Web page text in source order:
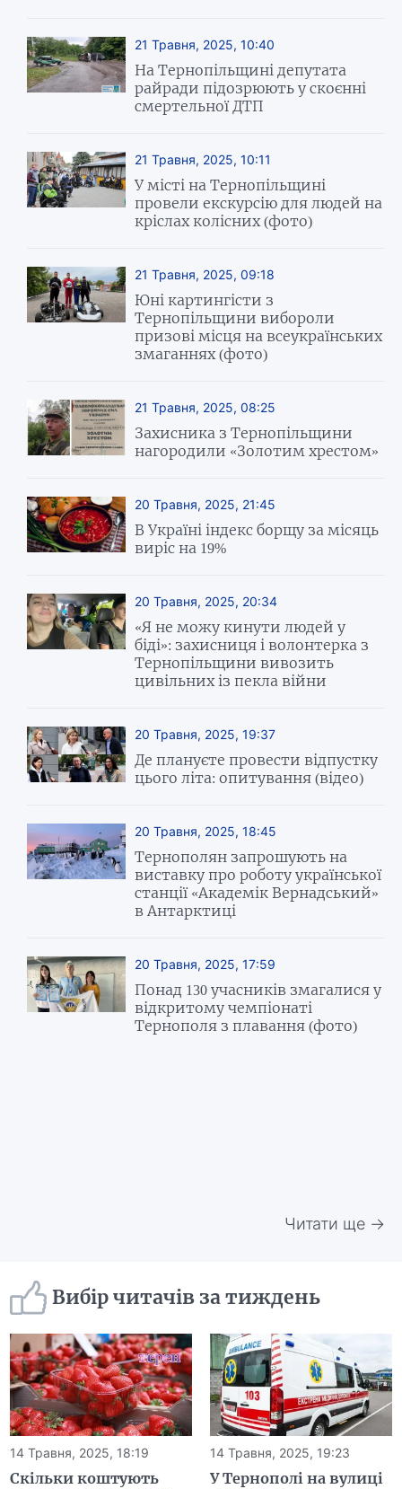
21 Травня, 2025, 10:40
На Тернопільщині депутата
райради підозрюють у скоєнні
смертельної ДТП
21 Травня, 2025, 10:11
У місті на Тернопільщині
провели екскурсію для людей на
кріслах колісних (фото)
21 Травня, 2025, 09:18
Юні картингісти з
Тернопільщини вибороли
призові місця на всеукраїнських
змаганнях (фото)
21 Травня, 2025, 08:25
Захисника з Тернопільщини
нагородили «Золотим хрестом»
20 Травня, 2025, 21:45
В Україні індекс борщу за місяць
виріс на 19%
20 Травня, 2025, 20:34
«Я не можу кинути людей у
біді»: захисниця і волонтерка з
Тернопільщини вивозить
цивільних із пекла війни
20 Травня, 2025, 19:37
Де плануєте провести відпустку
цього літа: опитування (відео)
20 Травня, 2025, 18:45
Тернополян запрошують на
виставку про роботу української
станції «Академік Вернадський»
в Антарктиці
20 Травня, 2025, 17:59
Понад 130 учасників змагалися у
відкритому чемпіонаті
Тернополя з плавання (фото)
Читати ще →
Вибір читачів за тиждень
14 Травня, 2025, 18:19
Скільки коштують
14 Травня, 2025, 19:23
У Тернополі на вулиці